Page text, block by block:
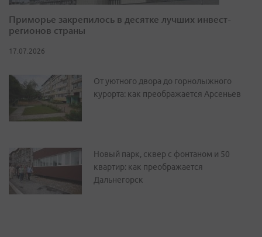
Приморье закрепилось в десятке лучших инвест-
регионов страны
17.07.2026
От уютного двора до горнолыжного
курорта: как преображается Арсеньев
Новый парк, сквер с фонтаном и 50
квартир: как преображается
Дальнегорск